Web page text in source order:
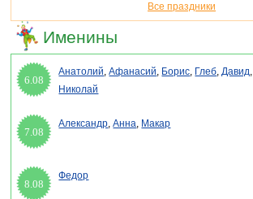
Все праздники
Именины
6.08
Анатолий,Афанасий, Борис, Глеб,Давид,
Николай
7.08
Александр,Анна, Макар
8.08
Федор